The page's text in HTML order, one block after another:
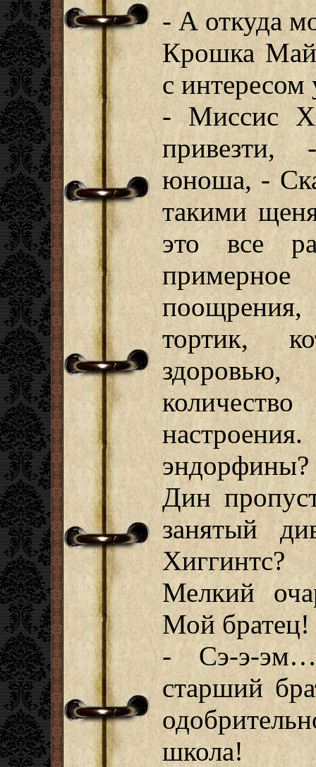
- А откуда
Крошка
с интересом
- Миссис
привезти,
юноша, -
такими
это все
примерное
тортик,
эндорфины?
Дин
занятый
Хиггинтс?
Мелкий
Мой братец!
- Сэ-э-
старший
школа!